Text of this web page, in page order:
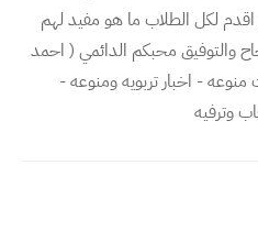
لكل الطلاب ما هو مفيد لهم
والتوفيق محبكم الدائمي ( احمد
- اخبار تربويه ومنوعه -
وترفيه